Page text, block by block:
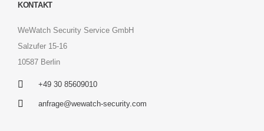
KONTAKT
WeWatch Security Service GmbH
Salzufer 15-16
10587 Berlin
+49 30 85609010
anfrage@wewatch-security.com